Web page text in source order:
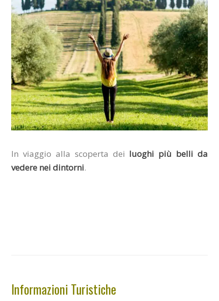
In viaggio alla scoperta dei luoghi più belli da
vedere nei dintorni.
Informazioni Turistiche